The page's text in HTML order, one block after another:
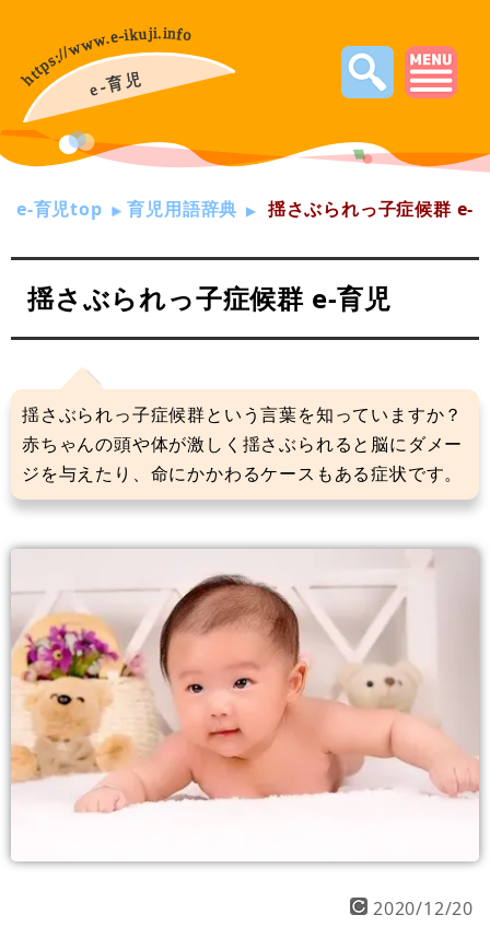
e-育児top 育児用語辞典 揺さぶられっ子症候群 e-
揺さぶられっ子症候群 e-育児
揺さぶられっ子症候群という言葉を知っていますか？
赤ちゃんの頭や体が激しく揺さぶられると脳にダメー
ジを与えたり、命にかかわるケースもある症状です。
2020/12/20